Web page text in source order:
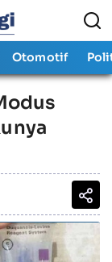
Otomotif